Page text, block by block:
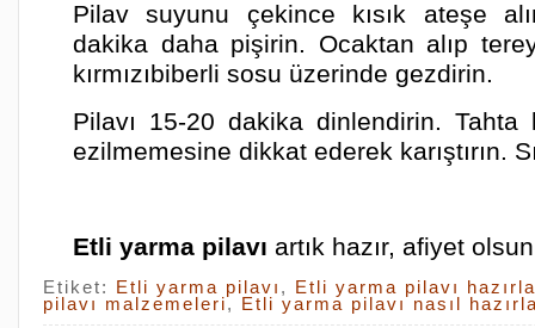
Pilav suyunu çekince kısık ateşe
dakika daha pişirin. Ocaktan alıp
kırmızıbiberli sosu üzerinde gezdirin.
Pilavı 15-20 dakika dinlendirin. Tahta
ezilmemesine dikkat ederek karıştırın.
Etli yarma pilavı artık hazır, afiyet
Etiket: Etli yarma pilavı ,
Etli yarma pilavı
pilavı malzemeleri, Etli yarma pilavı nasıl